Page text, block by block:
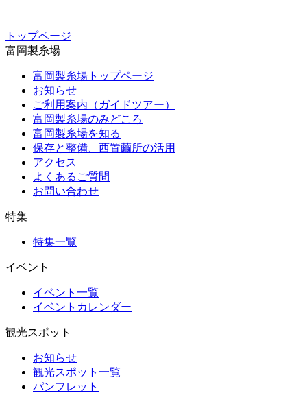
トップページ
富岡製糸場
富岡製糸場トップページ
お知らせ
ご利用案内（ガイドツアー）
富岡製糸場のみどころ
富岡製糸場を知る
保存と整備、西置繭所の活用
アクセス
よくあるご質問
お問い合わせ
特集
特集一覧
イベント
イベント一覧
イベントカレンダー
観光スポット
お知らせ
観光スポット一覧
パンフレット